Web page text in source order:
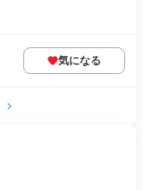
気になる